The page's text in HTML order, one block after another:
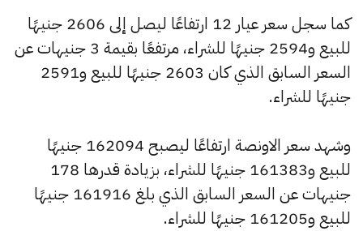
كما سجل سعر عيار 12 ارتفاعًا ليصل إلى 2606 جنيهًا
للبيع و2594 جنيهًا للشراء، مرتفعًا بقيمة 3 جنيهات عن
السعر السابق الذي كان 2603 جنيهًا للبيع و2591
جنيهًا للشراء.
وشهد سعر الاونصة ارتفاعًا ليصبح 162094 جنيهًا
للبيع و161383 جنيهًا للشراء، بزيادة قدرها 178
جنيهات عن السعر السابق الذي بلغ 161916 جنيهًا
للبيع و161205 جنيهًا للشراء.